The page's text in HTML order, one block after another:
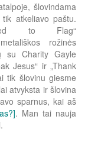
šlovindama
atkeliavo paštu.
to Flag“
rožinės
su Charity Gayle
Jesus“ ir „Thank
tik šlovinu giesme
atvyksta ir šlovina
sparnus, kai aš
. Man tai nauja